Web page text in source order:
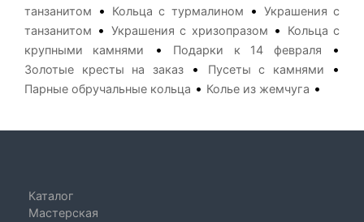
танзанитом
• Кольца с турмалином • Украшения с
танзанитом • Украшения с хризопразом •
Кольца с
крупными камнями
• Подарки к 14 февраля •
Золотые кресты на заказ• Пусеты с камнями •
Парные обручальные кольца • Колье из жемчуга •
Каталог
Мастерская